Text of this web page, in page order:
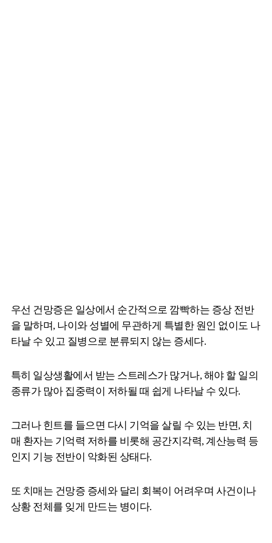
우선 건망증은 일상에서 순간적으로 깜빡하는 증상 전반
을 말하며, 나이와 성별에 무관하게 특별한 원인 없이도 나
타날 수 있고 질병으로 분류되지 않는 증세다.
특히 일상생활에서 받는 스트레스가 많거나, 해야 할 일의
종류가 많아 집중력이 저하될 때 쉽게 나타날 수 있다.
그러나 힌트를 들으면 다시 기억을 살릴 수 있는 반면, 치
매 환자는 기억력 저하를 비롯해 공간지각력, 계산능력 등
인지 기능 전반이 악화된 상태다.
또 치매는 건망증 증세와 달리 회복이 어려우며 사건이나
상황 전체를 잊게 만드는 병이다.